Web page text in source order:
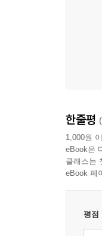
이 책은
_[위크
한줄평
1,000원
eBook은
클래스는
eBook 페
평점